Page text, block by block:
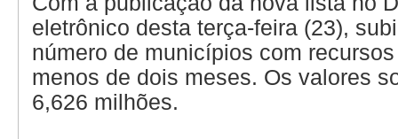
eletrônico desta terça-feira (23),
número de municípios com
menos de dois meses. Os valores
6,626 milhões.